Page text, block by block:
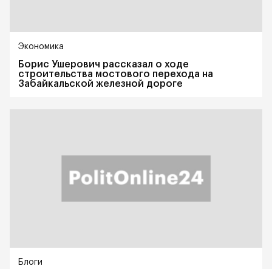
Экономика
Борис Ушерович рассказал о ходе
строительства мостового перехода на
Забайкальской железной дороге
Блоги